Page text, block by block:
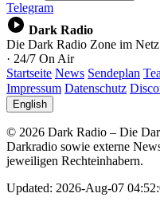
Telegram
Dark Radio
Die Dark Radio Zone im
· 24/7 On Air
Startseite News Sendeplan
Impressum Datenschutz
English
© 2026 Dark Radio – Die
Darkradio sowie externe
jeweiligen Rechteinhabern.
Updated: 2026-Aug-07